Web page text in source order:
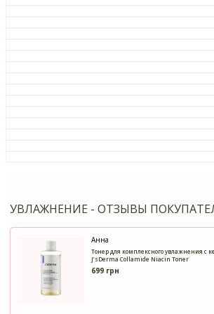
УВЛАЖНЕНИЕ - ОТЗЫВЫ
Анна
Тонер для комплексного увлажнения с
J’sDerma Collamide Niacin Toner
699 грн